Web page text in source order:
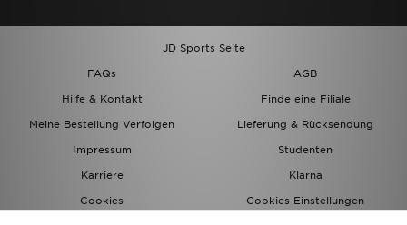
JD Sports Seite
FAQs
AGB
Hilfe & Kontakt
Finde eine Filiale
Meine Bestellung Verfolgen
Lieferung & Rücksendung
Impressum
Studenten
Karriere
Klarna
Cookies
Cookies Einstellungen